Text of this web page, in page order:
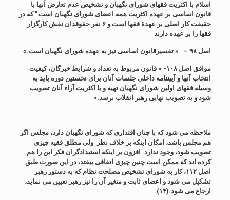
اسلام با اکثریت فقهای شورای نگهبان و تشخیص عدم تعارض آنها با
قانون اساسی بر عهده اکثریت همه اعضای شورای نگهبان ا ست.” که در
حقیقت کار اصلی بر عهدۀ فقها است و ۶ نفر حقوقدان نقش کارگزار
فقها را بر عهده دارند
اصل ۹۸ – « تفسیر قانون اساسینیز به عهده شورای نگهبان است.»
موافق اصل ۱۰۸- « قانون
مربوط به تعداد و شرایط خبرگان، کیفیت
انتخاب آنها و آیین‏نامه داخلی جلسات آنان برای نخستین دوره باید به
وسیله فقهای اولین شورای نگهبان تهیه و با اکثریت آراء آنان تصویب
شود و به تصویب نهایی رهبر انقلاب برسد.»
ملاحظه می شود که با چنان اقتداری که شورای نگهبان دارد، مجلس اگر
هم مجلس باشد، امکان اینکه بر خلاف نظر ولی مطلق فقیه چیزی
تصویب شود، وجود ندارد. افزون بر اینکه استبدادگران فکر این را هم
کرده اند که ممکن است چنین چیزی اتفاقی بیفتد، در این صورت طبق
اصل ۱۱۲، کار به شورای تشخیص مصلحت نظام که به دستور رهبر
تشکیل می شود و اعضای ثابت و متغیر آن را نیز رهبر تعیین می نماید،
ارجاع می شود.(۱۴)